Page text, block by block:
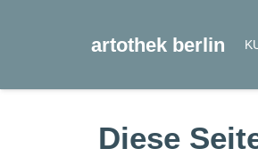
artothek berlin
Diese